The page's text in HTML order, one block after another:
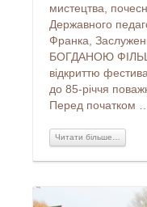
мистецтва,
Державного
Франка,
БОГДАНОЮ
відкриттю
до 85-річчя
Перед початком
Читати більше…